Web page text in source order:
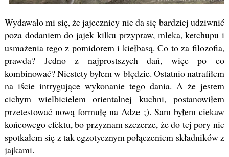
Wydawało mi się, że jajecznicy nie da się bardziej udziwnić
poza dodaniem do jajek kilku przypraw, mleka, ketchupu i
usmażenia tego z pomidorem i kiełbasą. Co to za filozofia,
prawda? Jedno z najprostszych dań, więc po co
kombinować? Niestety byłem w błędzie. Ostatnio natrafiłem
na iście intrygujące wykonanie tego dania. A że jestem
cichym wielbicielem orientalnej kuchni, postanowiłem
przetestować nową formułę na Adze ;). Sam byłem ciekaw
końcowego efektu, bo przyznam szczerze, że do tej pory nie
spotkałem się z tak egzotycznym połączeniem składników z
jajkami.